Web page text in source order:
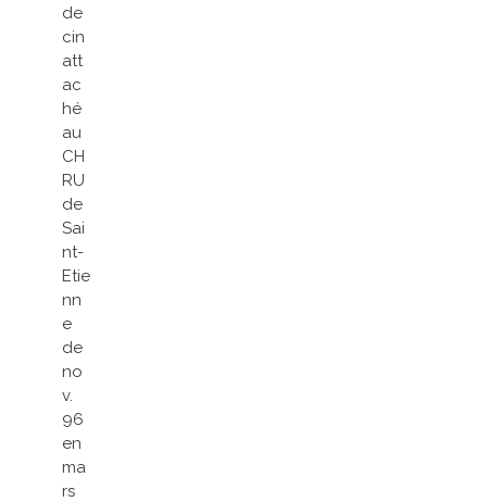
de
cin
att
ac
hé
au
CH
RU
de
Sai
nt-
Etie
nn
e
de
no
v.
96
en
ma
rs